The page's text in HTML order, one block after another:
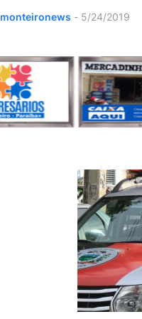
monteironews - 5/24/2019